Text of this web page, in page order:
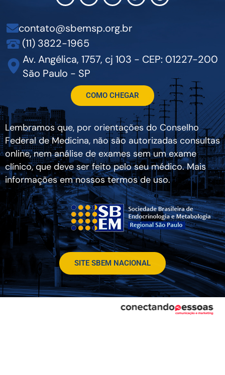
contato@sbemsp.org.br
(11) 3822-1965
Av. Angélica, 1757, cj 103 - CEP: 01227-200
São Paulo - SP
COMO CHEGAR
Lembramos que, por orientações do Conselho
Federal de Medicina, não são autorizadas consultas
online, nem análise de exames sem um exame
clínico, que deve ser feito pelo seu médico. Mais
informações em nossos termos de uso.
SITE SBEM NACIONAL